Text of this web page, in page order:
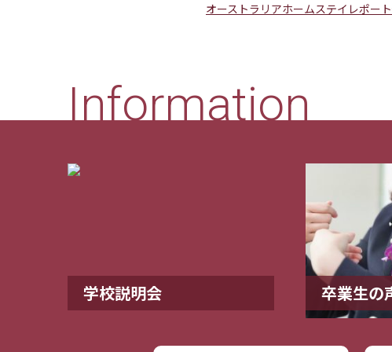
オーストラリアホームステイレポー
Information
学校説明会 卒業生の